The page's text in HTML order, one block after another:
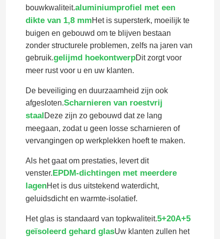
bouwkwaliteit.aluminiumprofiel met een
dikte van 1,8 mmHet is supersterk, moeilijk te
buigen en gebouwd om te blijven bestaan
zonder structurele problemen, zelfs na jaren van
gebruik.gelijmd hoekontwerpDit zorgt voor
meer rust voor u en uw klanten.
De beveiliging en duurzaamheid zijn ook
afgesloten.Scharnieren van roestvrij
staalDeze zijn zo gebouwd dat ze lang
meegaan, zodat u geen losse scharnieren of
vervangingen op werkplekken hoeft te maken.
Als het gaat om prestaties, levert dit
venster.EPDM-dichtingen met meerdere
lagenHet is dus uitstekend waterdicht,
geluidsdicht en warmte-isolatief.
Het glas is standaard van topkwaliteit.5+20A+5
geïsoleerd gehard glasUw klanten zullen het